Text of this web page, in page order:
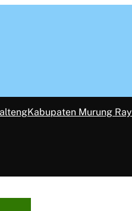
Kabupaten Murung